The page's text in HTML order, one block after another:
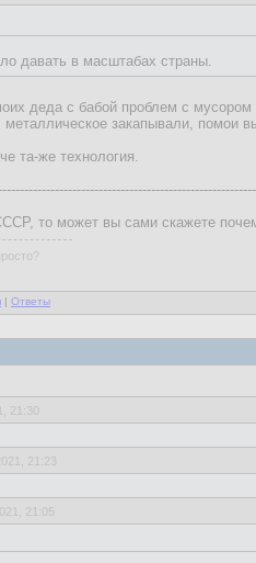
давать в масштабах страны.
деда с бабой проблем с
закапывали, помои
та-же технология.
то может вы сами скажете
| Ответы
21:30
21:23
21:05